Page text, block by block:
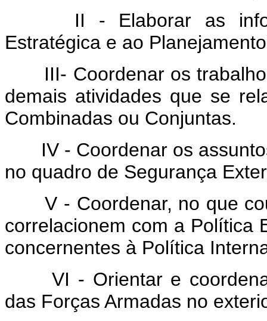
II - Elaborar as
Estratégica e ao
III- Coordenar os
demais atividades que se
Combinadas ou Conjuntas.
IV - Coordenar os
no quadro de Segurança
V - Coordenar, no que
correlacionem com a Política
concernentes à Política
VI - Orientar e
das Forças Armadas no